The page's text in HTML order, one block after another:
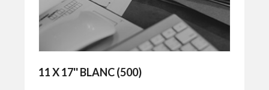
11 X 17'' BLANC (500)